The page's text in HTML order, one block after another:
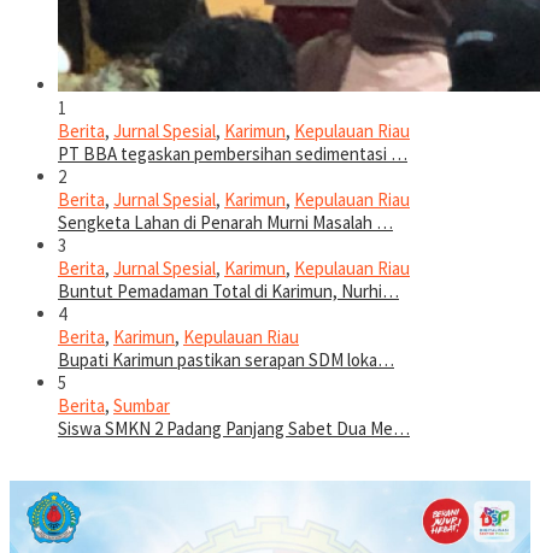
1
Berita, Jurnal Spesial, Karimun, Kepulauan Riau
PT BBA tegaskan pembersihan sedimentasi …
2
Berita, Jurnal Spesial, Karimun, Kepulauan Riau
Sengketa Lahan di Penarah Murni Masalah …
3
Berita, Jurnal Spesial, Karimun, Kepulauan Riau
Buntut Pemadaman Total di Karimun, Nurhi…
4
Berita, Karimun, Kepulauan Riau
Bupati Karimun pastikan serapan SDM loka…
5
Berita, Sumbar
Siswa SMKN 2 Padang Panjang Sabet Dua Me…